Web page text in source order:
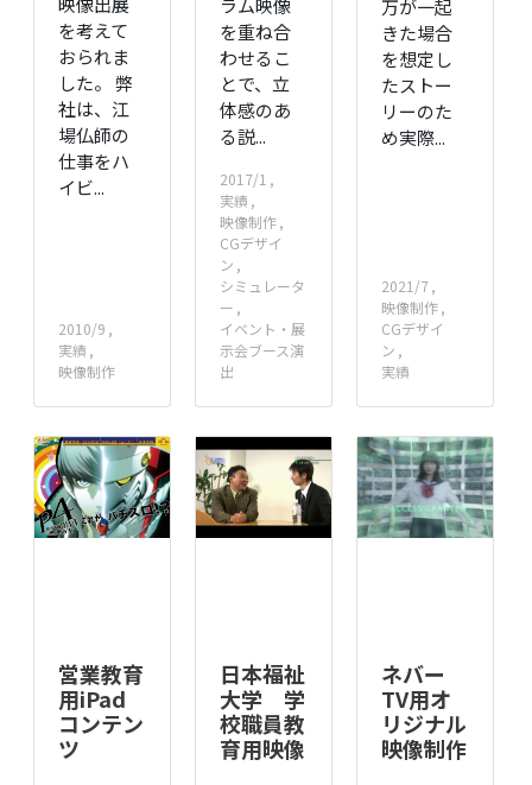
を考えて
おられま
した。 弊
社は、江
場仏師の
仕事をハ
イビ...
2010/9
実績
映像制作
を重ね合
わせるこ
とで、立
体感のあ
る説...
2017/1
実績
映像制作
CGデザイ
ン
シミュレータ
ー
イベント・展
示会ブース演
出
万が一起
きた場合
を想定し
たストー
リーのた
め実際...
2021/7
映像制作
CGデザイ
ン
実績
営業教育
用iPad
コンテン
ツ
日本福祉
大学 学
校職員教
育用映像
ネバー
TV用オ
リジナル
映像制作